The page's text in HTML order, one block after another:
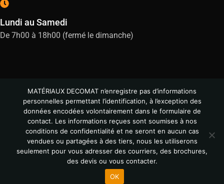
Lundi au Samedi
De 7h00 à 18h00 (fermé le dimanche)
© All Copyright 2024
MATÉRIAUX DECOMAT n’enregistre pas d’informations
personnelles permettant l’identification, à l’exception des
données encodées volontairement dans le formulaire de
contact. Les informations reçues sont soumises à nos
conditions de confidentialité et ne seront en aucun cas
vendues ou partagées à des tiers, nous les utiliserons
seulement pour vous adresser des courriers, des brochures,
des devis ou vous contacter.
OK